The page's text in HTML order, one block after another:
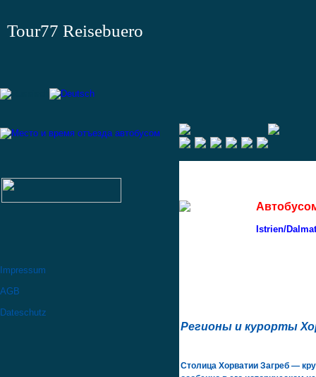
Tour77 Reisebuero
Impressum
AGB
Dateschutz
Istrien/
Регионы и курорты
Столица Хорватии Загреб —